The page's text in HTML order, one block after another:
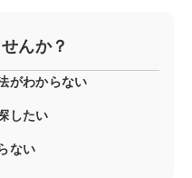
んか？
がわからない
したい
ない